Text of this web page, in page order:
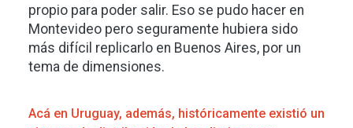
propio para poder salir. Eso se pudo hacer en
Montevideo pero seguramente hubiera sido
más difícil replicarlo en Buenos Aires, por un
tema de dimensiones.
Acá en Uruguay, además, históricamente existió un